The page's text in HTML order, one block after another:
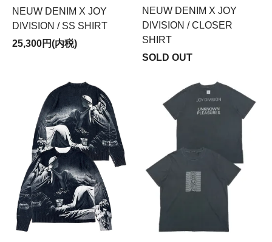
NEUW DENIM X JOY
DIVISION / SS SHIRT
25,300円(内税)
NEUW DENIM X JOY
DIVISION / CLOSER
SHIRT
SOLD OUT